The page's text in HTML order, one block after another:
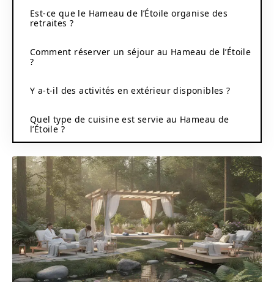
Est-ce que le Hameau de l’Étoile organise des
retraites ?
Comment réserver un séjour au Hameau de l’Étoile
?
Y a-t-il des activités en extérieur disponibles ?
Quel type de cuisine est servie au Hameau de
l’Étoile ?